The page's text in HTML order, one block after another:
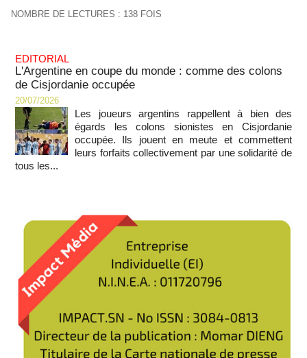
NOMBRE DE LECTURES : 138 FOIS
EDITORIAL
L'Argentine en coupe du monde : comme des colons
de Cisjordanie occupée
20/07/2026
Les joueurs argentins rappellent à bien des
égards les colons sionistes en Cisjordanie
occupée. Ils jouent en meute et commettent
leurs forfaits collectivement par une solidarité de
tous les...